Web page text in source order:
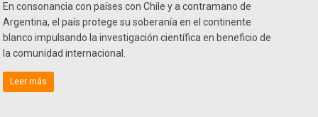
En consonancia con países con Chile y a contramano de
Argentina, el país protege su soberanía en el continente
blanco impulsando la investigación científica en beneficio de
la comunidad internacional.
Leer más